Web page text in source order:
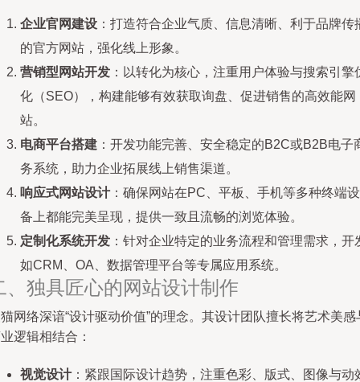
企业官网建设 ：打造符合企业气质、信息清晰、利于品牌传
的官方网站，强化线上形象。
营销型网站开发 ：以转化为核心，注重用户体验与搜索引擎
化（SEO），构建能够有效获取询盘、促进销售的高效能网
站。
电商平台搭建 ：开发功能完善、安全稳定的B2C或B2B电子
务系统，助力企业拓展线上销售渠道。
响应式网站设计：确保网站在PC、平板、手机等多种终端设
备上都能完美呈现，提供一致且流畅的浏览体验。
定制化系统开发 ：针对企业特定的业务流程和管理需求，开
如CRM、OA、数据管理平台等专属应用系统。
、独具匠心的网站设计制作
网络深谙“设计驱动价值”的理念。其设计团队擅长将艺术美感
逻辑相结合：
视觉设计：紧跟国际设计趋势，注重色彩、版式、图像与动